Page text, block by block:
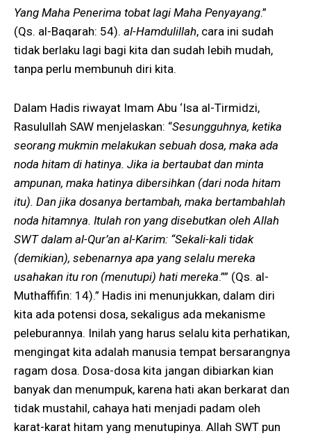
Yang Maha Penerima tobat lagi Maha Penyayang.”
(Qs. al-Baqarah: 54). al-Hamdulillah, cara ini sudah
tidak berlaku lagi bagi kita dan sudah lebih mudah,
tanpa perlu membunuh diri kita.
Dalam Hadis riwayat Imam Abu ‘Isa al-Tirmidzi,
Rasulullah SAW menjelaskan: “Sesungguhnya, ketika
seorang mukmin melakukan sebuah dosa, maka ada
noda hitam di hatinya. Jika ia bertaubat dan minta
ampunan, maka hatinya dibersihkan (dari noda hitam
itu). Dan jika dosanya bertambah, maka bertambahlah
noda hitamnya. Itulah ron yang disebutkan oleh Allah
SWT dalam al-Qur’an al-Karim: “Sekali-kali tidak
(demikian), sebenarnya apa yang selalu mereka
usahakan itu ron (menutupi) hati mereka.”” (Qs. al-
Muthaffifin: 14).” Hadis ini menunjukkan, dalam diri
kita ada potensi dosa, sekaligus ada mekanisme
peleburannya. Inilah yang harus selalu kita perhatikan,
mengingat kita adalah manusia tempat bersarangnya
ragam dosa. Dosa-dosa kita jangan dibiarkan kian
banyak dan menumpuk, karena hati akan berkarat dan
tidak mustahil, cahaya hati menjadi padam oleh
karat-karat hitam yang menutupinya. Allah SWT pun